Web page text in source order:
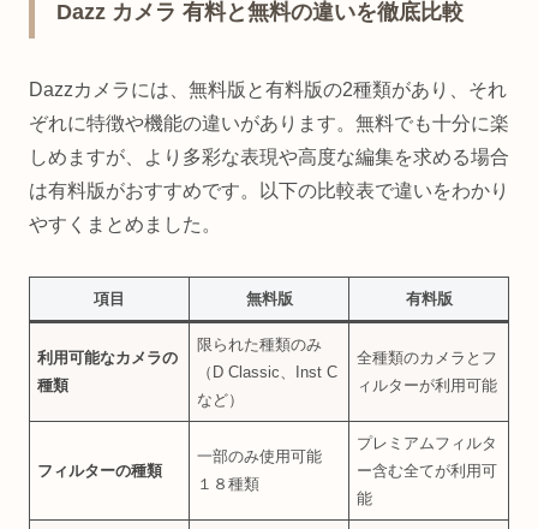
Dazz カメラ 有料と無料の違いを徹底比較
Dazzカメラには、無料版と有料版の2種類があり、それ
ぞれに特徴や機能の違いがあります。無料でも十分に楽
しめますが、より多彩な表現や高度な編集を求める場合
は有料版がおすすめです。以下の比較表で違いをわかり
やすくまとめました。
項目 無料版 有料版
利用可能なカメラの
種類
限られた種類のみ
（D Classic、Inst C
など）
全種類のカメラとフ
ィルターが利用可能
フィルターの種類
一部のみ使用可能
１８種類
プレミアムフィルタ
ー含む全てが利用可
能